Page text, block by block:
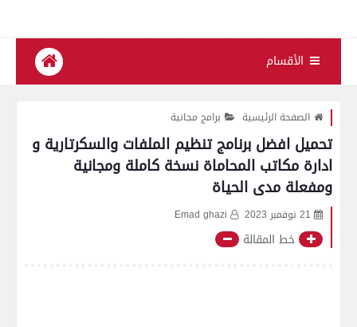
الأقسام
الصفحة الرئيسية برامج مجانية
تحميل افضل برنامج تنظيم الملفات والسكرتارية و
ادارة مكاتب المحاماة نسخة كاملة ومجانية
ومفعلة مدى الحياة
21 نوفمبر 2023 Emad ghazi
خط المقالة